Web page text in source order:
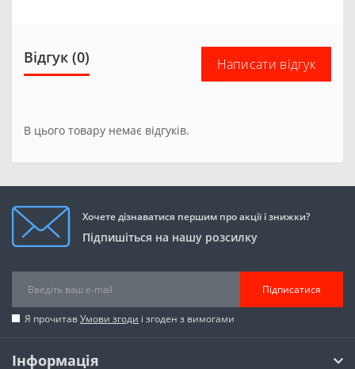
Відгук (0) Написати відгук
В цього товару немає відгуків.
Хочете дізнаватися першим про акції і знижки?
Підпишіться на нашу розсилку
Підписатися
Я прочитавУмови згоди і згоден з вимогами
Інформація